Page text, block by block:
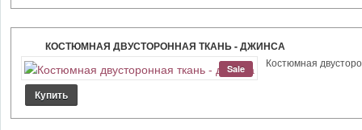
КОСТЮМНАЯ ДВУСТОРОННАЯ ТКАНЬ - ДЖИНСА
Sale Костюмная